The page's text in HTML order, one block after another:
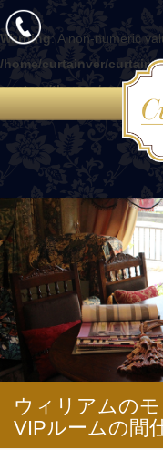
Warning: A non-numeric
/home/curtainver/curtain-
content/themes/curtain/
ウィリアムの
VIPルームの間